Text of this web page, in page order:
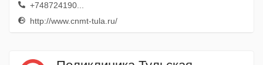
+748724190...
http://www.cnmt-tula.ru/